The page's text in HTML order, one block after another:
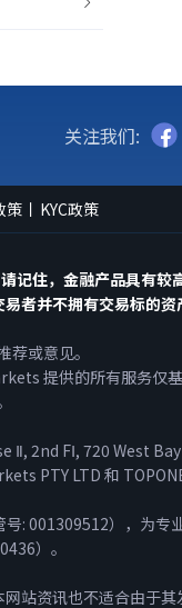
关注我们:
策 KYC政策
住，金融产品具有
者并不拥有交易标的资
或意见。
提供的所有服务仅基
2nd FⅠ, 720 West
PTY LTD 和
: 001309512），为专
）。
站资讯也不适合由于